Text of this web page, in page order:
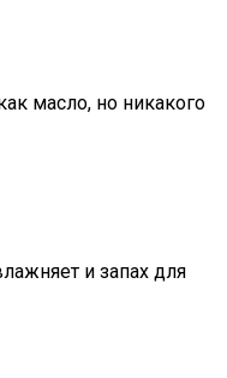
масло, но никакого
и запах для